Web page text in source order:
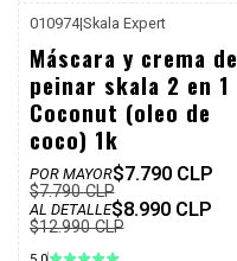
Dcto
010974|Skala Expert
Máscara y crema de
peinar skala 2 en 1
Coconut (oleo de
coco) 1k
POR MAYOR$7.790 CLP
$7.790 CLP
AL DETALLE$8.990 CLP
$12.990 CLP